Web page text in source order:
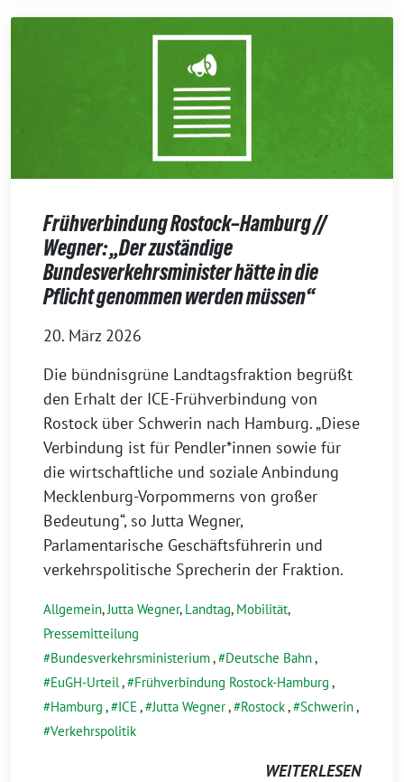
Frühverbindung Rostock–Hamburg //
Wegner: „Der zuständige
Bundesverkehrsminister hätte in die
Pflicht genommen werden müssen“
20. März 2026
Die bündnisgrüne Landtagsfraktion begrüßt
den Erhalt der ICE-Frühverbindung von
Rostock über Schwerin nach Hamburg. „Diese
Verbindung ist für Pendler*innen sowie für
die wirtschaftliche und soziale Anbindung
Mecklenburg-Vorpommerns von großer
Bedeutung“, so Jutta Wegner,
Parlamentarische Geschäftsführerin und
verkehrspolitische Sprecherin der Fraktion.
Allgemein, Jutta Wegner, Landtag, Mobilität,
Pressemitteilung
Bundesverkehrsministerium, Deutsche Bahn,
EuGH-Urteil , Frühverbindung Rostock-Hamburg ,
Hamburg , ICE , Jutta Wegner, Rostock, Schwerin,
Verkehrspolitik
WEITERLESEN